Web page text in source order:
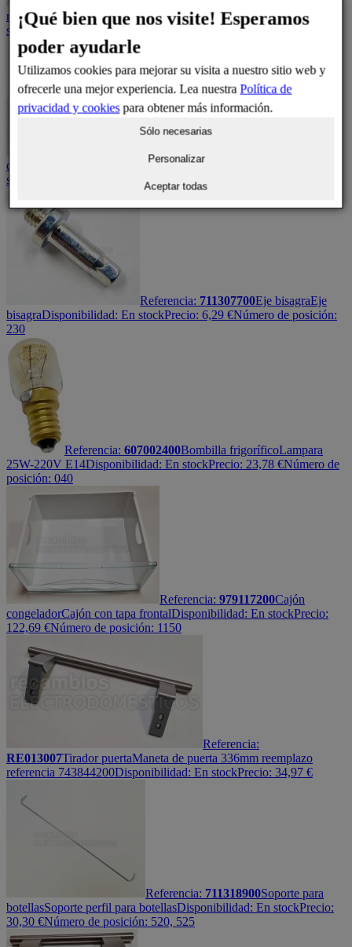
refrigeradorBurlete magnético de puertaDisponibilidad:En
stockPrecio: €Número de posición: 440
Referencia:
de tirador
Bisagras tirador de puerta x2Disponibilidad:
stock
Número de posición: 1042
Referencia: 711307700Eje bisagraEje
bisagraDisponibilidad: En stockPrecio: 6,29 €Número de posición:
230
Referencia: 607002400Bombilla frigoríficoLampara
25W-220V E14Disponibilidad: En stockPrecio: 23,78 €Número de
posición: 040
Referencia: 979117200Cajón
congeladorCajón con tapa frontalDisponibilidad: En stockPrecio:
122,69 €Número de posición: 1150
Referencia:
RE013007Tirador puertaManeta de puerta 336mm reemplazo
referencia 743844200Disponibilidad: En stockPrecio: 34,97 €
Referencia: 711318900Soporte para
botellasSoporte perfil para botellasDisponibilidad: En stockPrecio:
30,30 €Número de posición: 520, 525
¡Qué bien que nos visite! Esperamos
poder ayudarle
Utilizamos cookies para mejorar su visita a nuestro sitio web y
ofrecerle una mejor experiencia. Lea nuestra Política de
privacidad y cookiespara obtener más información.
Sólo necesarias
Personalizar
Aceptar todas